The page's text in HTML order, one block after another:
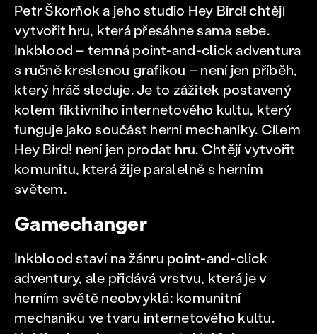
Petr Škorňok a jeho studio Hey Bird! chtějí
vytvořit hru, která přesáhne sama sebe.
Inkblood – temná point-and-click adventura
s ručně kreslenou grafikou – není jen příběh,
který hráč sleduje. Je to zážitek postavený
kolem fiktivního internetového kultu, který
funguje jako součást herní mechaniky. Cílem
Hey Bird! není jen prodat hru. Chtějí vytvořit
komunitu, která žije paralelně s herním
světem.
Gamechanger
Inkblood staví na žánru point-and-click
adventury, ale přidává vrstvu, která je v
herním světě neobvyklá: komunitní
mechaniku ve tvaru internetového kultu.